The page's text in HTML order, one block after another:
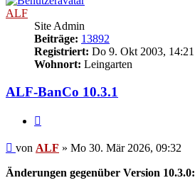
ALF
Site Admin
Beiträge: 13892
Registriert: Do 9. Okt 2003, 14:21
Wohnort: Leingarten
ALF-BanCo 10.3.1
Beitrag
von ALF » Mo 30. Mär 2026, 09:32
Änderungen gegenüber Version 10.3.0: